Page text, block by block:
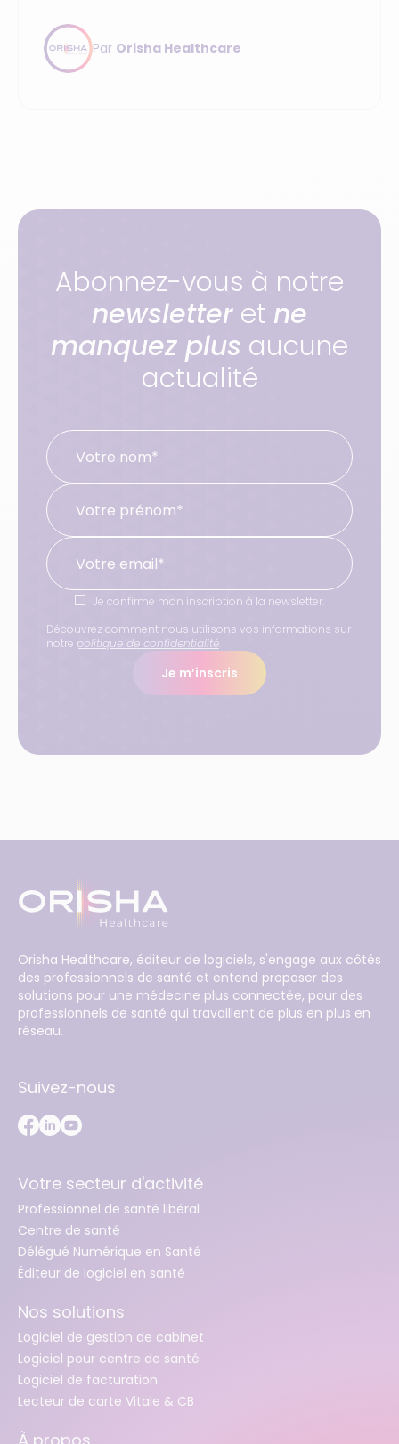
+8000 utilisateurs au quotidien. Une solution
Ségur tout-en-un.
Par Orisha Healthcare
Abonnez-vous à notre
newsletter et ne
manquez plus aucune
actualité
Je confirme mon inscription à la newsletter.
Découvrez comment nous utilisons vos informations sur
notre politique de confidentialité
Je m’inscris
Orisha Healthcare, éditeur de logiciels, s'engage aux côtés
des professionnels de santé et entend proposer des
solutions pour une médecine plus connectée, pour des
professionnels de santé qui travaillent de plus en plus en
réseau.
Suivez-nous
Votre secteur d'activité
Professionnel de santé libéral
Centre de santé
Délégué Numérique en Santé
Éditeur de logiciel en santé
Nos solutions
Logiciel de gestion de cabinet
Logiciel pour centre de santé
Logiciel de facturation
Lecteur de carte Vitale & CB